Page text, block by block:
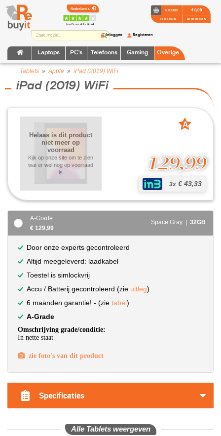
TrustScore:4.2 • Goed
Laptops PC's Telefoons Gaming Overige
Inloggen Registeren
0 ITEMS
BEKIJKEN
€ 0,00
AFREKENEN
Tablets »Apple » iPad (2019) WiFi
iPad (2019) WiFi
129,99
3x € 43,33
Helaas is dit product
niet meer op
voorraad
Kijk op onze site om te zien
wat er wel nog op voorraad
is
A
A-Grade
€ 129,99
Space Gray | 32GB
Door onze experts gecontroleerd
Altijd meegeleverd: laadkabel
Toestel is simlockvrij
Accu / Batterij gecontroleerd (zie uitleg)
6 maanden garantie! - (zie tabel)
A-Grade
Omschrijving grade/conditie:
In nette staat
zie foto's van dit product
Specificaties
Alle Tablets weergeven